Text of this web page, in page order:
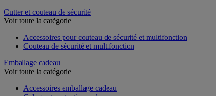
Cutter et couteau de sécurité
Voir toute la catégorie
Accessoires pour couteau de sécurité et multifonction
Couteau de sécurité et multifonction
Emballage cadeau
Voir toute la catégorie
Accessoires emballage cadeau